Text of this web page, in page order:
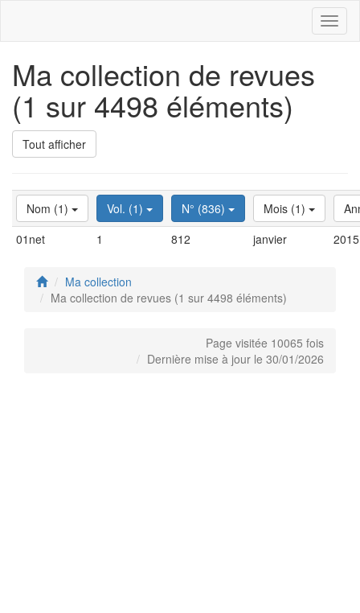
Ma collection de revues
(1 sur 4498 éléments)
Tout afficher
Nom (1) Vol. (1) N° (836) Mois (1)
01net
1 812 janvier 2015
Ma collection
Ma collection de revues (1 sur 4498 éléments)
Page visitée 10065 fois
Dernière mise à jour le 30/01/2026